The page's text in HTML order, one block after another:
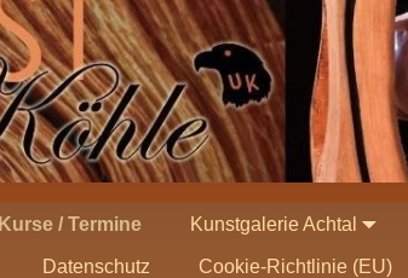
Kurse / Termine Kunstgalerie Achtal
Datenschutz Cookie-Richtlinie (EU)